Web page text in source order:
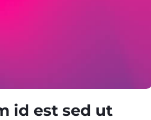
id est sed ut